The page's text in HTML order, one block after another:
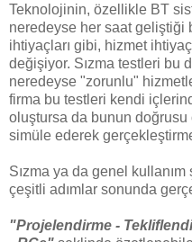
Teknolojinin, özellikle BT
neredeyse her saat geliştiği
ihtiyaçları gibi, hizmet
değişiyor. Sızma testleri bu
neredeyse "zorunlu"
firma bu testleri kendi
oluştursa da bunun doğrusu
simüle ederek
Sızma ya da genel kullanım
çeşitli adımlar sonunda
"Projelendirme -